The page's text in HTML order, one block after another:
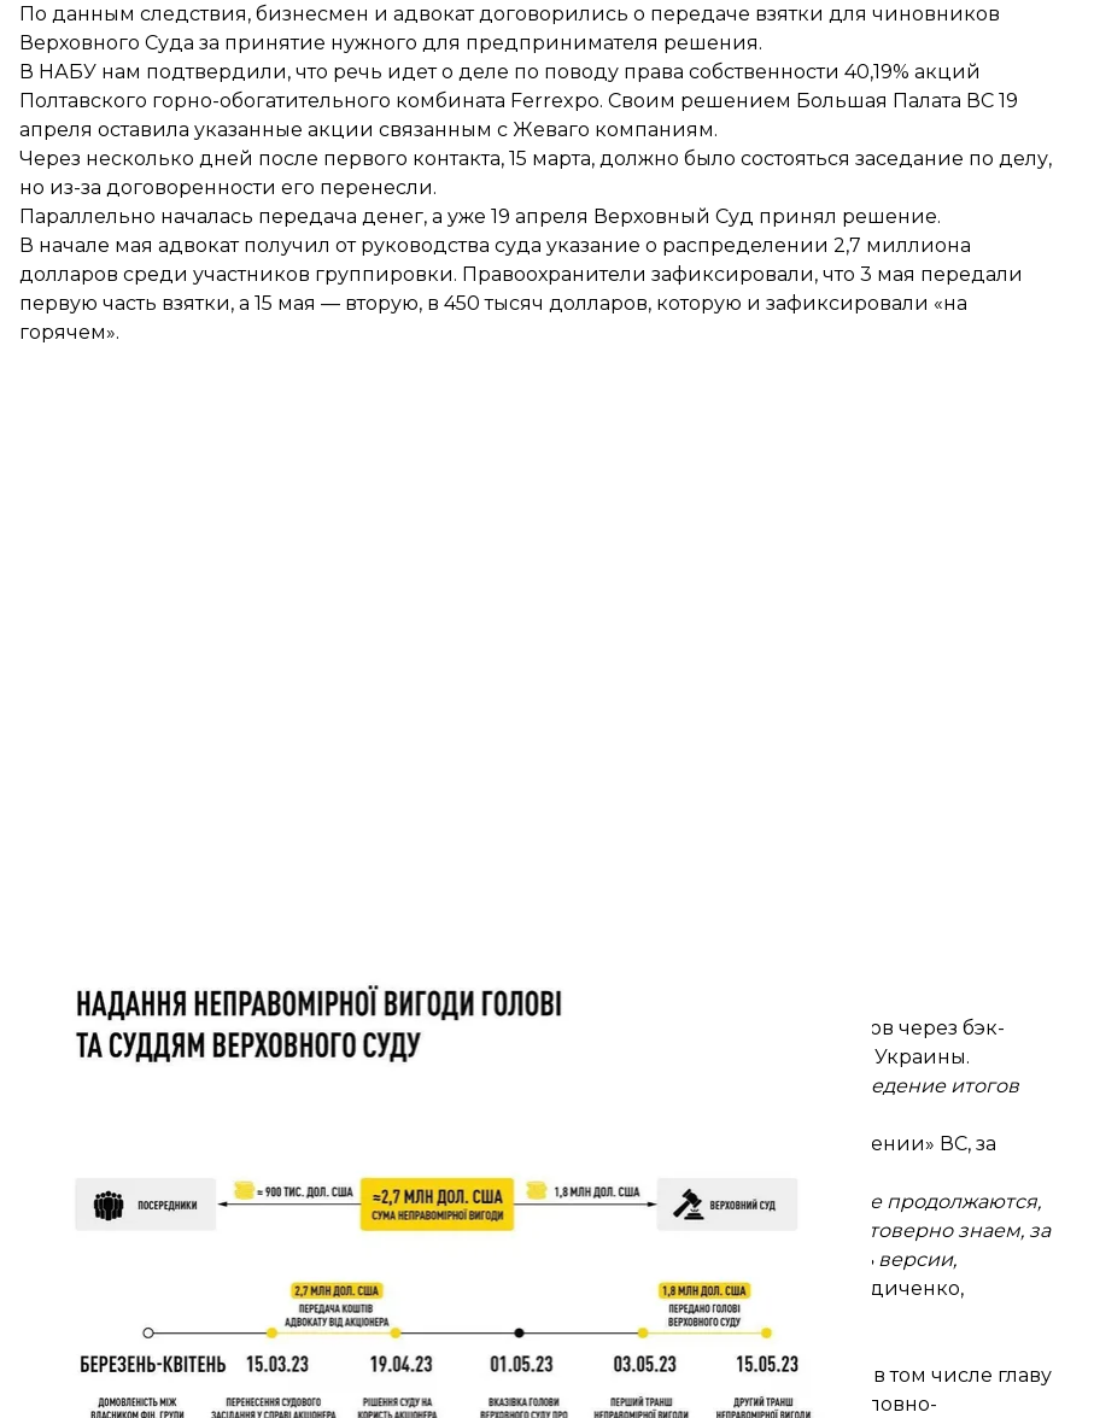
По данным следствия, бизнесмен и адвокат договорились о передаче взятки для чиновников
Верховного Суда за принятие нужного для предпринимателя решения.
В НАБУ нам подтвердили, что речь идет о деле по поводу права собственности 40,19% акций
Полтавского горно-обогатительного комбината Ferrexpo. Своим решением Большая Палата ВС 19
апреля оставила указанные акции связанным с Жеваго компаниям.
Через несколько дней после первого контакта, 15 марта, должно было состояться заседание по делу,
но из-за договоренности его перенесли.
Параллельно началась передача денег, а уже 19 апреля Верховный Суд принял решение.
В начале мая адвокат получил от руководства суда указание о распределении 2,7 миллиона
долларов среди участников группировки. Правоохранители зафиксировали, что 3 мая передали
первую часть взятки, а 15 мая — вторую, в 450 тысяч долларов, которую и зафиксировали «на
горячем».
НАБУ
Начальник отдела САП Александр Омельченко рассказал, что это решение вопросов через бэк-
офис касалось не только Верховного Суда, но и большинства судов на территории Украины.
«Этим фактам будет дана оценка. Следственные действия еще продолжаются. Подведение итогов
Он отметил, что у следователей есть информация, что речь идет «не об одном решении» ВС, за
которое давали взятку. Ее сейчас проверяют.
«Сейчас у члена Большой Палаты ВС во время следственных действий, которые еще продолжаются,
тоже [обнаружены] денежные средства в больших размерах. О части из них мы достоверно знаем, за
какие решения они были получены. Но есть много средств, по которым сейчас есть версии,
подозрения в источниках. Расследование будет продолжаться»,— сказал Борис Индиченко,
руководитель 2-го подразделения детективов НАБУ.
Кого уже задержали?
Правоохранители сообщили, что в рамках этого дела задержали уже двух человек, в том числе главу
Верховного Суда Всеволода Князева. Но подозрения пока никто не получил — Уголовно-